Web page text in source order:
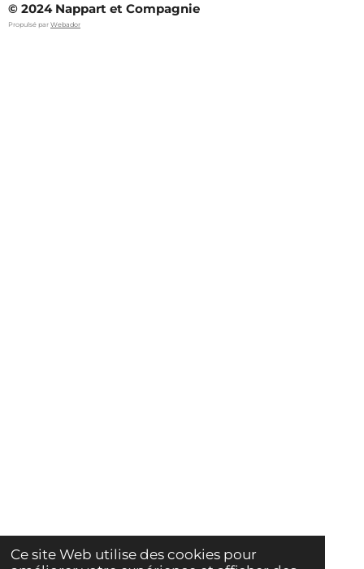
Ce site Web utilise des cookies pour
© 2024 Nappart et Compagnie
Propulsé par Webador